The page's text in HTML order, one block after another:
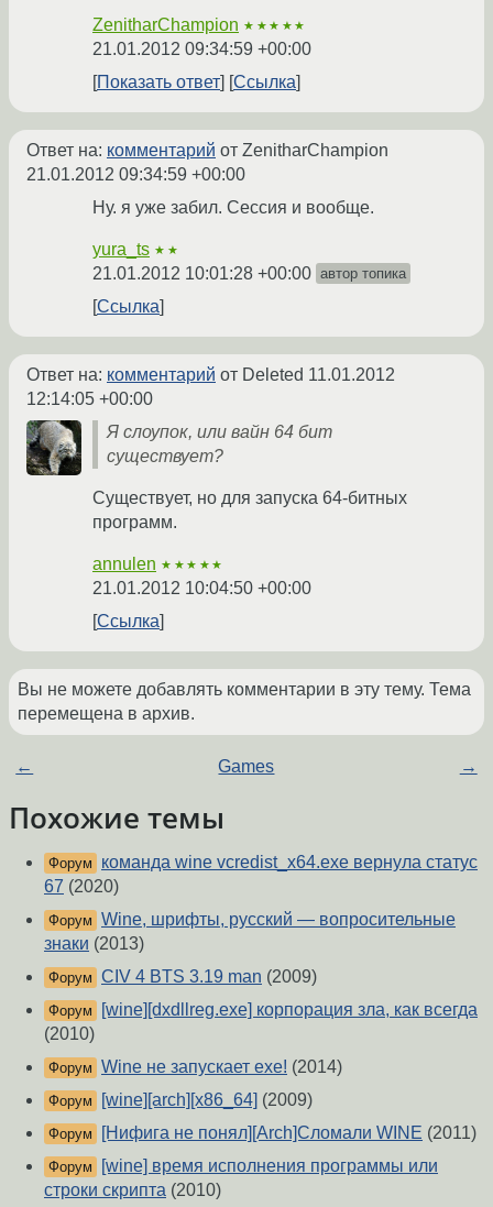
ZenitharChampion ★★★★★
21.01.2012 09:34:59 +00:00
Показать ответ
Ссылка
Ответ на: комментарий от ZenitharChampion
21.01.2012 09:34:59 +00:00
Ну. я уже забил. Сессия и вообще.
yura_ts ★★
21.01.2012 10:01:28 +00:00 автор топика
Ссылка
Ответ на: комментарий от Deleted 11.01.2012
12:14:05 +00:00
Я слоупок, или вайн 64 бит
существует?
Существует, но для запуска 64-битных
программ.
annulen ★★★★★
21.01.2012 10:04:50 +00:00
Ссылка
Вы не можете добавлять комментарии в эту тему. Тема
перемещена в архив.
← Games →
Похожие темы
Форум
команда wine vcredist_x64.exe вернула статус
67 (2020)
Форум Wine, шрифты, русский — вопросительные
знаки (2013)
Форум CIV 4 BTS 3.19 man (2009)
Форум
[wine][dxdllreg.exe] корпорация зла, как всегда
(2010)
Форум Wine не запускает ехе! (2014)
Форум [wine][arch][x86_64] (2009)
Форум [Нифига не понял][Arch]Сломали WINE (2011)
Форум
[wine] время исполнения программы или
строки скрипта (2010)